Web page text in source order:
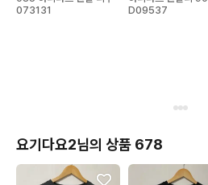
073131
D09537
요기다요2님의 상품 678